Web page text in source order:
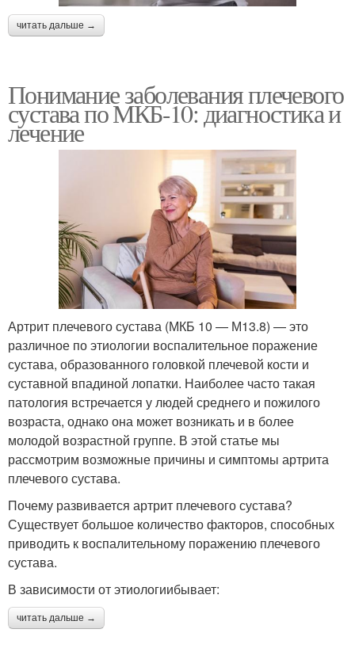
читать дальше →
Понимание заболевания плечевого
сустава по МКБ-10: диагностика и
лечение
Артрит плечевого сустава (МКБ 10 — М13.8) — это
различное по этиологии воспалительное поражение
сустава, образованного головкой плечевой кости и
суставной впадиной лопатки. Наиболее часто такая
патология встречается у людей среднего и пожилого
возраста, однако она может возникать и в более
молодой возрастной группе. В этой статье мы
рассмотрим возможные причины и симптомы артрита
плечевого сустава.
Почему развивается артрит плечевого сустава?
Существует большое количество факторов, способных
приводить к воспалительному поражению плечевого
сустава.
В зависимости от этиологиибывает:
читать дальше →